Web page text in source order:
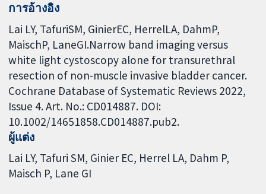
การอ้างอิง
Lai LY, TafuriSM, GinierEC, HerrelLA, DahmP,
MaischP, LaneGI.Narrow band imaging versus
white light cystoscopy alone for transurethral
resection of non-muscle invasive bladder cancer.
Cochrane Database of Systematic Reviews 2022,
Issue 4. Art. No.: CD014887. DOI:
10.1002/14651858.CD014887.pub2.
ผู้แต่ง
Lai LY Tafuri SM Ginier EC Herrel LA Dahm P
Maisch P Lane GI